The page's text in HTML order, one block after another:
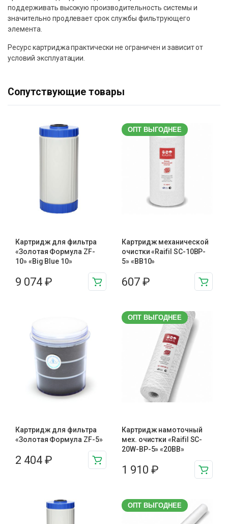
поддерживать высокую производительность системы и
значительно продлевает срок службы фильтрующего
элемента.
Ресурс картриджа практически не ограничен и зависит от
условий эксплуатации.
Сопутствующие товары
Картридж для фильтра
«Золотая Формула ZF-
10» «Big Blue 10»
9 074 ₽
ОПТ ВЫГОДНЕЕ
Картридж механической
очистки «Raifil SC-10BP-
5» «BB10»
607 ₽
Картридж для фильтра
«Золотая Формула ZF-5»
2 404 ₽
ОПТ ВЫГОДНЕЕ
Картридж намоточный
мех. очистки «Raifil SC-
20W-BP-5» «20BB»
1 910 ₽
ОПТ ВЫГОДНЕЕ